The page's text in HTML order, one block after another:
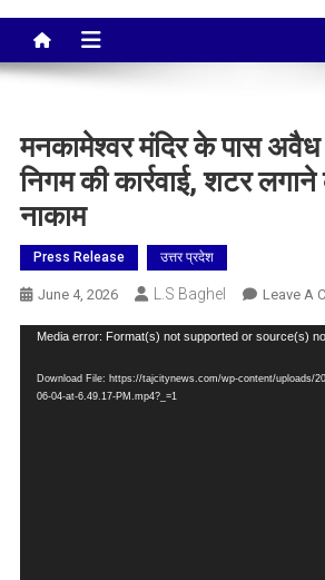
मनकामेश्वर मंदिर के पास अवैध
निगम की कार्रवाई, शटर
नाकाम
Press Release उत्तर प्रदेश
June 4, 2026 L.S Baghel Leave A
Video
Media error: Format(s) not supported or source(s)
Download File: https://tajcitynews.com/wp-content/uploads/
06-04-at-6.49.17-PM.mp4?_=1